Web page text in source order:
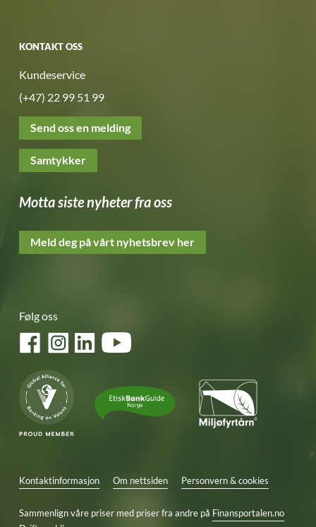
KONTAKT OSS
Kundeservice
(+47) 22 99 51 99
Send oss en melding
Samtykker
Motta siste nyheter fra oss
Meld deg på vårt nyhetsbrev her
Følg oss
FacebookInstagramLinkedInYouTube
Kontaktinformasjon Om nettsiden Personvern & cookies
Sammenlign våre priser med priser fra andre på Finansportalen.no